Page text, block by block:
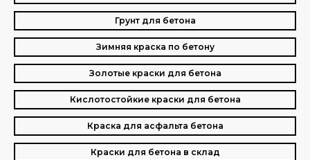
Грунт для бетона
Зимняя краска по бетону
Золотые краски для бетона
Кислотостойкие краски для бетона
Краска для асфальта бетона
Краски для бетона в склад